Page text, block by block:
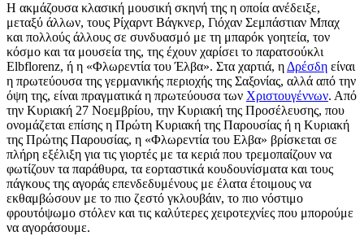
Η ακμάζουσα κλασική μουσική σκηνή της η οποία ανέδειξε,
μεταξύ άλλων, τους Ρίχαρντ Βάγκνερ, Γιόχαν Σεμπάστιαν Μπαχ
και πολλούς άλλους σε συνδυασμό με τη μπαρόκ γοητεία, τον
κόσμο και τα μουσεία της, της έχουν χαρίσει το παρατσούκλι
Elbflorenz, ή η «Φλωρεντία του Έλβα». Στα χαρτιά, η Δρέσδη είναι
η πρωτεύουσα της γερμανικής περιοχής της Σαξονίας, αλλά από την
όψη της, είναι πραγματικά η πρωτεύουσα των Χριστουγέννων. Από
την Κυριακή 27 Νοεμβρίου, την Κυριακή της Προσέλευσης, που
ονομάζεται επίσης η Πρώτη Κυριακή της Παρουσίας ή η Κυριακή
της Πρώτης Παρουσίας, η «Φλωρεντία του Ελβα» βρίσκεται σε
πλήρη εξέλιξη για τις γιορτές με τα κεριά που τρεμοπαίζουν να
φωτίζουν τα παράθυρα, τα εορταστικά κουδουνίσματα και τους
πάγκους της αγοράς επενδεδυμένους με έλατα έτοιμους να
εκθαμβώσουν με το πιο ζεστό γκλουβάιν, το πιο νόστιμο
φρουτόψωμο στόλεν και τις καλύτερες χειροτεχνίες που μπορούμε
να αγοράσουμε.